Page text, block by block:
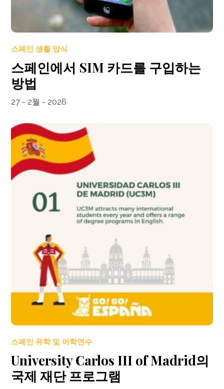
스페인 생활 양식
스페인에서 SIM 카드를 구입하는
방법
27 - 2월 - 2026
스페인 유학 및 어학연수
University Carlos III of Madrid의
국제 재단 프로그램